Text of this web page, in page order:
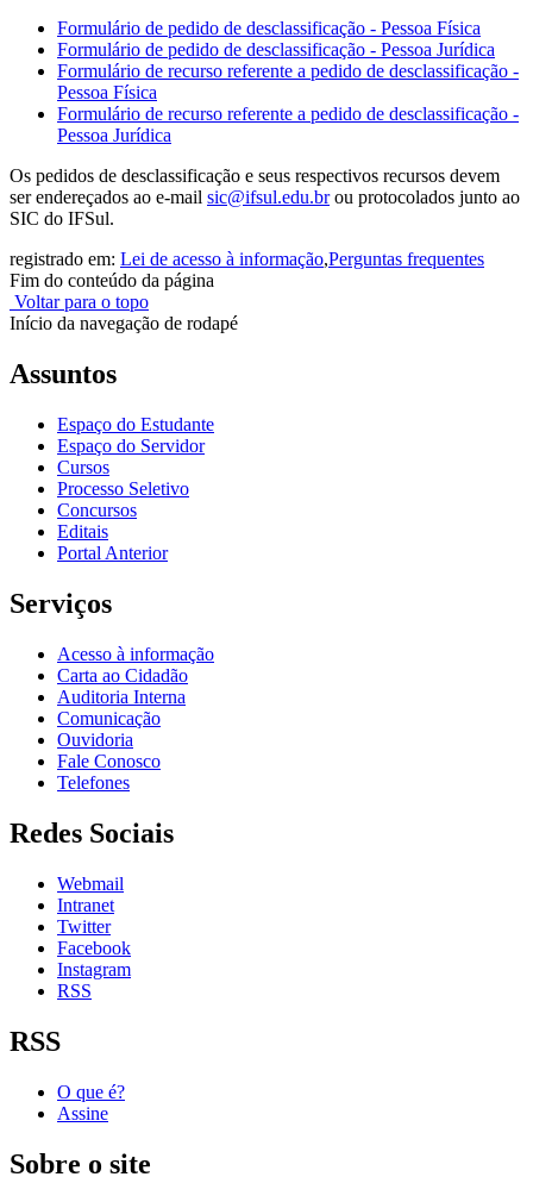
Formulário de pedido de desclassificação - Pessoa Física
Formulário de pedido de desclassificação - Pessoa Jurídica
Formulário de recurso referente a pedido de desclassificação -
Pessoa Física
Formulário de recurso referente a pedido de desclassificação -
Pessoa Jurídica
Os pedidos de desclassificação e seus respectivos recursos devem
ser endereçados ao e-mail sic@ifsul.edu.brou protocolados junto ao
SIC do IFSul.
registrado em: Lei de acesso à informação,Perguntas frequentes
Fim do conteúdo da página
Voltar para o topo
Início da navegação de rodapé
Assuntos
Espaço do Estudante
Espaço do Servidor
Cursos
Processo Seletivo
Concursos
Editais
Portal Anterior
Serviços
Acesso à informação
Carta ao Cidadão
Auditoria Interna
Comunicação
Ouvidoria
Fale Conosco
Telefones
Redes Sociais
Webmail
Intranet
Twitter
Facebook
Instagram
RSS
RSS
O que é?
Assine
Sobre o site